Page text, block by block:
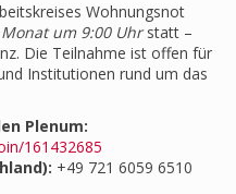
Wohnungsnot
um 9:00 Uhrstatt –
Die Teilnahme ist offen für
Institutionen rund um das
Plenum:
161432685
+49 721 6059 6510